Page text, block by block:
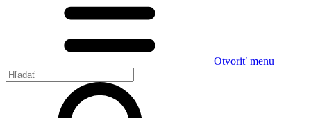
Otvoriť menu